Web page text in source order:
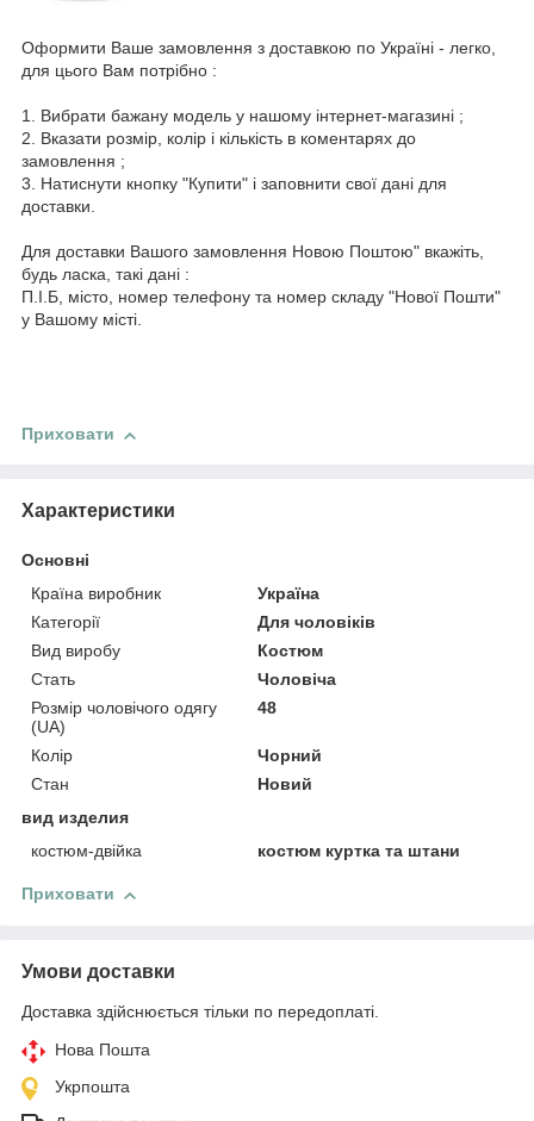
Оформити Ваше замовлення з доставкою по Україні - легко,
для цього Вам потрібно :
1. Вибрати бажану модель у нашому інтернет-магазині ;
2. Вказати розмір, колір і кількість в коментарях до
замовлення ;
3. Натиснути кнопку "Купити" і заповнити свої дані для
доставки.
Для доставки Вашого замовлення Новою Поштою" вкажіть,
будь ласка, такі дані :
П.І.Б, місто, номер телефону та номер складу "Нової Пошти"
у Вашому місті.
Приховати
Характеристики
Основні
Країна виробник
Україна
Категорії
Для чоловіків
Вид виробу
Костюм
Стать
Чоловіча
Розмір чоловічого одягу
(UA)
48
Колір
Чорний
Стан
Новий
вид изделия
костюм-двійка
костюм куртка та штани
Приховати
Умови доставки
Доставка здійснюється тільки по передоплаті.
Нова Пошта
Укрпошта